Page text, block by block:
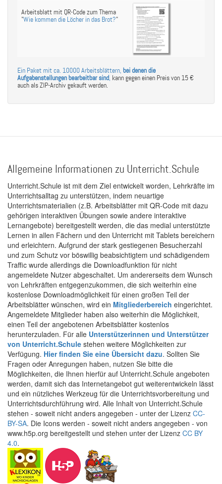
Arbeitsblatt mit QR-Code zum Thema
"Wie kommen die Löcher in das Brot?"
Ein Paket mit ca. 10000 Arbeitsblättern, bei denen die
Aufgabenstellungen bearbeitbar sind, kann gegen einen Preis von 15 €
auch als ZIP-Archiv gekauft werden.
Allgemeine Informationen zu Unterricht.Schule
Unterricht.Schule ist mit dem Ziel entwickelt worden, Lehrkräfte im
Unterrichtsalltag zu unterstützen, indem neuartige
Unterrichtsmaterialien (z.B. Arbeitsblätter mit QR-Code mit dazu
gehörigen interaktiven Übungen sowie andere interaktive
Lernangebote) bereitgestellt werden, die das medial unterstützte
Lernen in allen Fächern und den Unterricht mit Tablets bereichern
und erleichtern. Aufgrund der stark gestiegenen Besucherzahl
und zum Schutz vor böswillig beabsichtigtem und schädigendem
Traffic wurde allerdings die Downloadfunktion für nicht
angemeldete Nutzer abgeschaltet. Um andererseits dem Wunsch
von Lehrkräften entgegenzukommen, die sich weiterhin eine
kostenlose Downloadmöglichkeit für einen großen Teil der
Arbeitsblätter wünschen, wird ein Mitgliederbereich eingerichtet.
Angemeldete Mitglieder haben also weiterhin die Möglichkeit,
einen Teil der angebotenen Arbeitsblätter kostenlos
herunterzuladen. Für alle Unterstützerinnen und Unterstützer
von Unterricht.Schule stehen weitere Möglichkeiten zur
Verfügung. Hier finden Sie eine Übersicht dazu. Sollten Sie
Fragen oder Anregungen haben, nutzen Sie bitte die
Möglichkeiten, die Ihnen hierfür auf Unterricht.Schule angeboten
werden, damit sich das Internetangebot gut weiterentwickeln lässt
und ein nützliches Werkzeug für die Unterrichtsvorbereitung und
Unterrichtsdurchführung wird. Alle Inhalt von Unterricht.Schule
stehen - soweit nicht anders angegeben - unter der Lizenz CC-
BY-SA. Die Icons werden - soweit nicht anders angegeben - von
www.h5p.org bereitgestellt und stehen unter der Lizenz CC BY
4.0.